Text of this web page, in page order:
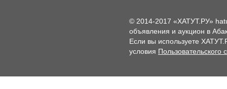
© 2014-2017 «ХАТУТ.РУ»
объявления и аукцион в
Если вы используете
условия Пользовательского